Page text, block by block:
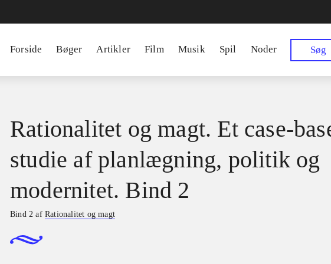
Forside Bøger Artikler Film Musik Spil Noder Søg
Rationalitet og magt. Et case-
studie af planlægning, politik og
modernitet. Bind 2
Bind 2 afRationalitet og magt